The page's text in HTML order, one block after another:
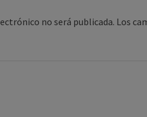
no será publicada. Los